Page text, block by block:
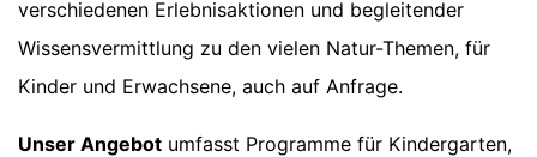
verschiedenen Erlebnisaktionen und begleitender
Wissensvermittlung zu den vielen Natur-Themen, für
Kinder und Erwachsene, auch auf Anfrage.
Unser Angebot umfasst Programme für Kindergarten,